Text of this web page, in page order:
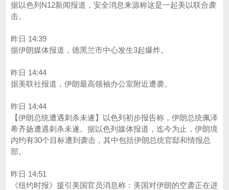
据以色列N12新闻报道，安全消息来源称这是一起美以联合袭
击。
昨日 14:39
据伊朗媒体报道，德黑兰市中心发生3起爆炸。
昨日 14:44
据美联社报道，伊朗最高领袖办公室附近遭袭。
昨日 14:44
【伊朗总统遭遇刺杀未遂】以色列初步报告称，伊朗总统佩泽
希齐扬遭遇刺杀未遂。据以色列媒体报道，迄今为止，伊朗境
内约有30个目标遭到袭击，其中包括伊朗总统官邸和情报总
部。
昨日 14:51
《纽约时报》援引美国官员消息称：美国对伊朗的空袭正在进